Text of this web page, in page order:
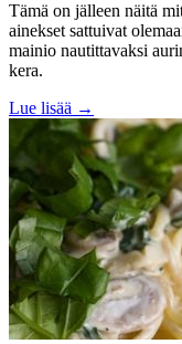
Tämä on jälleen näitä
ainekset sattuivat
mainio nautittavaksi
kera.
Lue lisää →